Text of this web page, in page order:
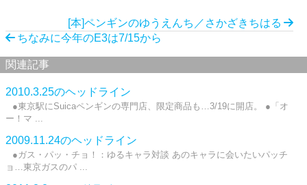
[本]ペンギンのゆうえんち／さかざきちはる
ちなみに今年のE3は7/15から
関連記事
2010.3.25のヘッドライン
●東京駅にSuicaペンギンの専門店、限定商品も…3/19に開店。 ●「オ
ー！マ ...
2009.11.24のヘッドライン
●ガス・パッ・チョ！：ゆるキャラ対談 あのキャラに会いたいパッチ
ョ…東京ガスのパ ...